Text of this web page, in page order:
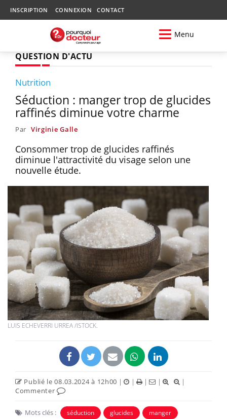
INSCRIPTION CONNEXION CONTACT
Menu
QUESTION D'ACTU
Nutrition
Séduction : manger trop de glucides
raffinés diminue votre charme
Par Virginie Galle
Consommer trop de glucides raffinés
diminue l'attractivité du visage selon une
nouvelle étude.
LUIS ECHEVERRI URREA /ISTOCK.
Publié le 08.03.2024 à 12h00 | | | |
|
Commenter
Mots clés : séduction glucides manger